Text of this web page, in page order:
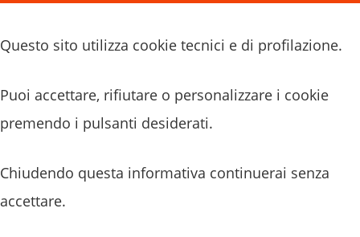
Questo sito utilizza cookie tecnici e di profilazione.
Puoi accettare, rifiutare o personalizzare i cookie
premendo i pulsanti desiderati.
Chiudendo questa informativa continuerai senza
accettare.